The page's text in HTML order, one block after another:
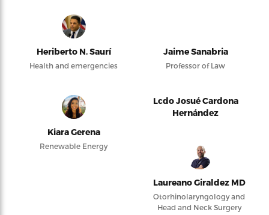
Heriberto N. Saurí
Health and emergencies
Jaime Sanabria
Professor of Law
Kiara Gerena
Renewable Energy
Lcdo Josué Cardona
Hernández
Laureano Giraldez MD
Otorhinolaryngology and
Head and Neck Surgery